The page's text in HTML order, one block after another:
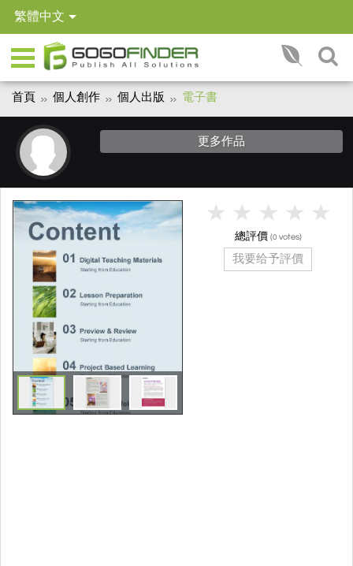
繁體中文
首頁 個人創作 個人出版 電子書
更多作品
總評價 (0 votes)
我要给予評價